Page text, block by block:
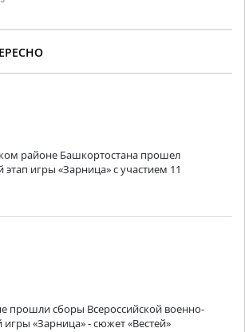
районе Башкортостана прошел
игры «Зарница» с участием 11
прошли сборы Всероссийской военно-
игры «Зарница» - сюжет «Вестей»